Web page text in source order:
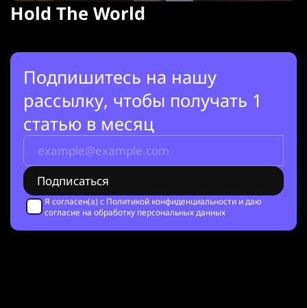
Hold The World
Подпишитесь на нашу
рассылку, чтобы получать 1
статью в месяц
Я согласен(а) с Политикой конфиденциальности и даю
согласие на обработку персональных данных